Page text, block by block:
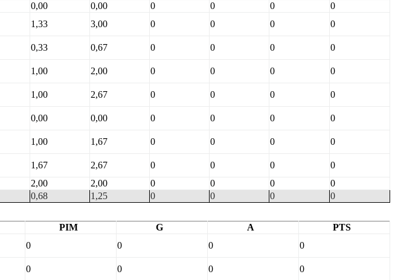
0,00 0,00 0 0 0
0
1,33 3,00 0 0 0
0
0,33 0,67 0 0 0
0
1,00 2,00 0 0 0
0
1,00 2,67 0 0 0
0
0,00 0,00 0 0 0
0
1,00 1,67 0 0 0
0
1,67 2,67 0 0 0
0
2,00 2,00 0 0 0
0
0,68 1,25 0 0 0 0
PIM G A
PTS
0 0 0
0
0 0 0
0